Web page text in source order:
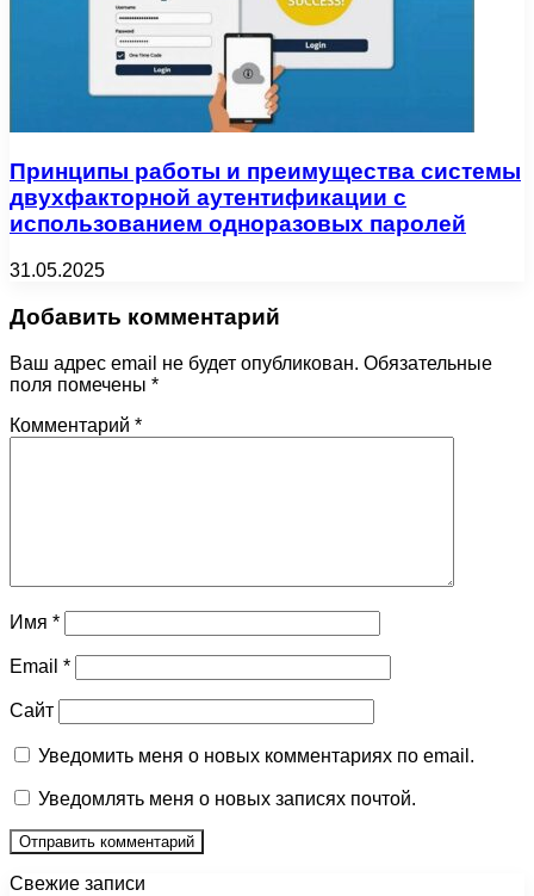
Принципы работы и преимущества системы
двухфакторной аутентификации с
использованием одноразовых паролей
31.05.2025
Добавить комментарий
Ваш адрес email не будет опубликован. Обязательные
поля помечены *
Комментарий *
Имя *
Email *
Сайт
Уведомить меня о новых комментариях по email.
Уведомлять меня о новых записях почтой.
Свежие записи